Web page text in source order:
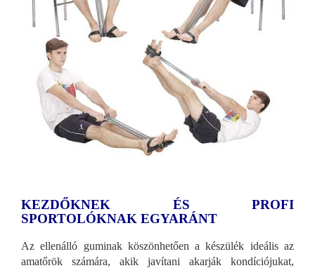
KEZDŐKNEK ÉS PROFI
SPORTOLÓKNAK EGYARÁNT
Az ellenálló guminak köszönhetően a készülék ideális az
amatőrök számára, akik javítani akarják kondíciójukat,